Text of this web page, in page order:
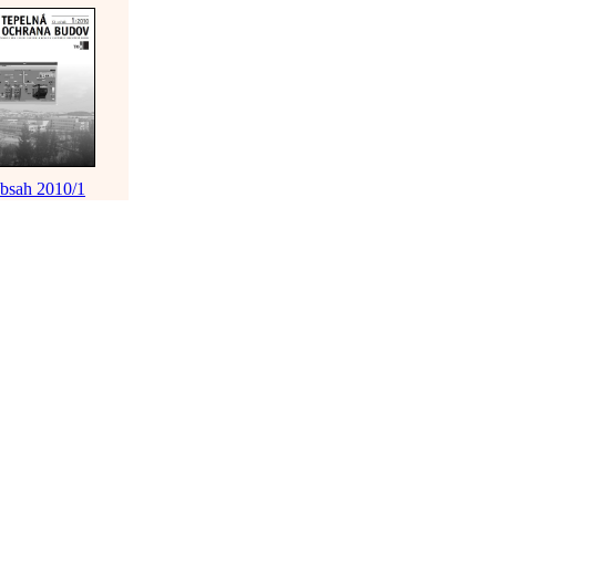
2010/1